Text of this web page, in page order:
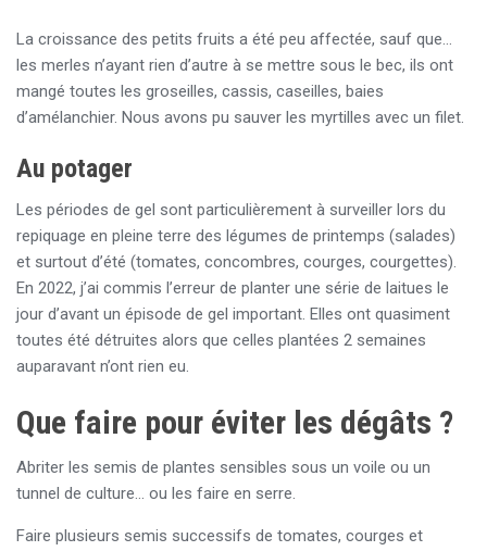
La croissance des petits fruits a été peu affectée, sauf que…
les merles n’ayant rien d’autre à se mettre sous le bec, ils ont
mangé toutes les groseilles, cassis, caseilles, baies
d’amélanchier. Nous avons pu sauver les myrtilles avec un filet.
Au potager
Les périodes de gel sont particulièrement à surveiller lors du
repiquage en pleine terre des légumes de printemps (salades)
et surtout d’été (tomates, concombres, courges, courgettes).
En 2022, j’ai commis l’erreur de planter une série de laitues le
jour d’avant un épisode de gel important. Elles ont quasiment
toutes été détruites alors que celles plantées 2 semaines
auparavant n’ont rien eu.
Que faire pour éviter les dégâts ?
Abriter les semis de plantes sensibles sous un voile ou un
tunnel de culture… ou les faire en serre.
Faire plusieurs semis successifs de tomates, courges et